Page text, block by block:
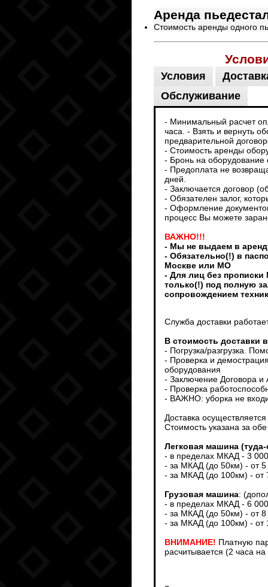
Аренда
Стоимость аренды одного
Условия
Обслуживание
- Минимальный расчет
часа. - Взять и вернуть
предварительной
- Стоимость аренды
- Бронь на оборудование
- Предоплата не
дней.
- Заключается договор
- Обязателен залог,
- Оформление
процесс Вы можете
ВАЖНО!!!
- Мы не выдаем в
- Обязательно(!) в
Москве или МО
- Для лиц без
только(!) под полную
сопровождением
Служба доставки
В стоимость доставки
- Погрузка/разгрузка.
- Проверка и
оборудования
- Заключение Договора и
- Проверка
- ВАЖНО: уборка не
Доставка
Стоимость указана за
Легковая машина
- в пределах МКАД - 3
- за МКАД (до 50км) - от 5
- за МКАД (до 100км) - от
Грузовая машина:
- в пределах МКАД - 6
- за МКАД (до 50км) - от 8
- за МКАД (до 100км) - от
ВНИМАНИЕ! Платную
расчитывается (2 часа